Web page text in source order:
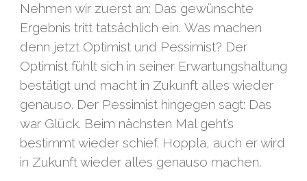
Nehmen wir zuerst an: Das gewünschte
Ergebnis tritt tatsächlich ein. Was machen
denn jetzt Optimist und Pessimist? Der
Optimist fühlt sich in seiner Erwartungshaltung
bestätigt und macht in Zukunft alles wieder
genauso. Der Pessimist hingegen sagt: Das
war Glück. Beim nächsten Mal geht’s
bestimmt wieder schief. Hoppla, auch er wird
in Zukunft wieder alles genauso machen.